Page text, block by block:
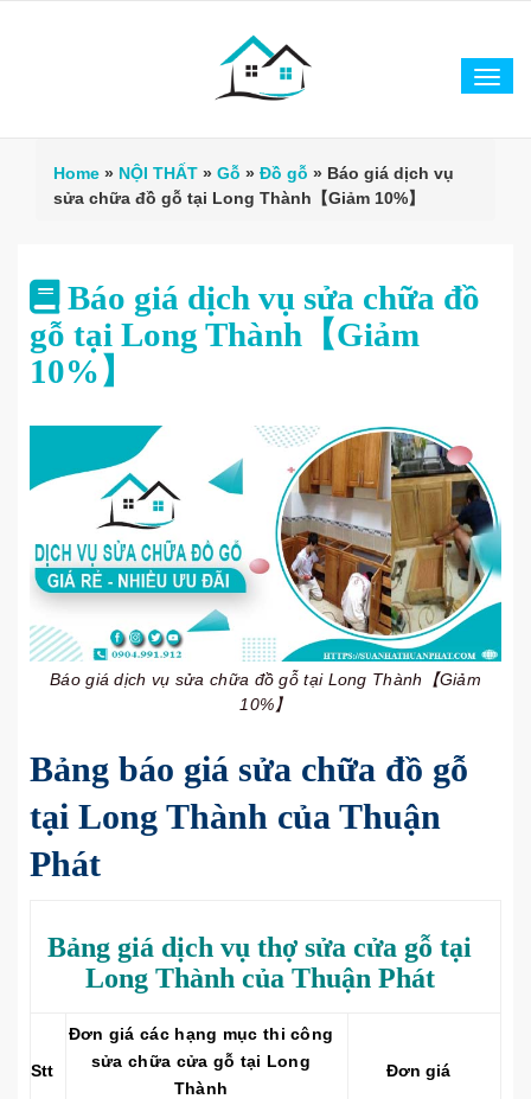
Home » NỘI THẤT » Gỗ » Đồ gỗ » Báo giá dịch vụ
sửa chữa đồ gỗ tại Long Thành【Giảm 10%】
Báo giá dịch vụ sửa chữa đồ
gỗ tại Long Thành【Giảm
10%】
Báo giá dịch vụ sửa chữa đồ gỗ tại Long Thành【Giảm
10%】
Bảng báo giá sửa chữa đồ gỗ
tại Long Thành của Thuận
Phát
Bảng giá dịch vụ thợ sửa cửa gỗ tại
Long Thành của Thuận Phát
Stt
Đơn giá các hạng mục thi công
sửa chữa cửa gỗ tại Long
Thành
Đơn giá